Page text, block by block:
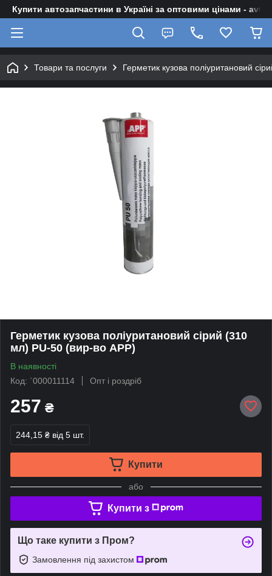
Купити автозапчастини в Україні за оптовими цінами -
Товари та послуги Герметик кузова поліуритановий
Герметик кузова поліуритановий сірий (310
мл) PU-50 (вир-во APP)
В наявності
Код: `000011114
Опт і роздріб
257 ₴
244,15 ₴ від 5 шт.
Купити
або
Купити з
Що таке купити з Пром?
Замовлення під захистом